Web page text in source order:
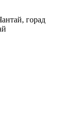
горад